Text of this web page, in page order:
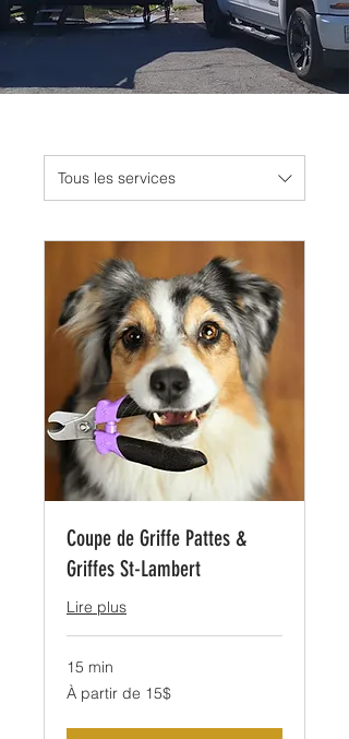
Tous les services
Coupe de Griffe Pattes &
Griffes St-Lambert
Lire plus
15 min
À
partir
À partir de 15$